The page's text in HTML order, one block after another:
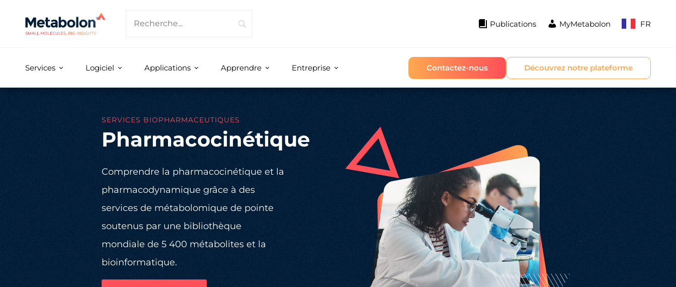
Publications MyMetabolon FR
Services Logiciel Applications Apprendre Entreprise Contactez-nous Découvrez notre plateforme
SERVICES BIOPHARMACEUTIQUES
Pharmacocinétique
Comprendre la pharmacocinétique et la
pharmacodynamique grâce à des
services de métabolomique de pointe
soutenus par une bibliothèque
mondiale de 5 400 métabolites et la
bioinformatique.